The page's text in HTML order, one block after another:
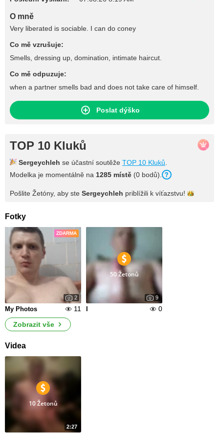
O mně
Very liberated is sociable. I can do coney
Co mě vzrušuje:
Smells, dressing up, domination, intimate haircut.
Co mě odpuzuje:
when a partner smells bad and does not take care of himself.
Poslat dýško
TOP 10 Kluků
Sergeychleh se účastní soutěže TOP 10 Kluků
Modelka je momentálně na 1285 místě (0 bodů).
Pošlite Žetóny, aby ste Sergeychleh priblížili k víťazstvu!
Fotky
ZDARMA
2
My Photos 11
50 Žetonů
9
0
Zobrazit vše
Videa
2:27
10 Žetonů